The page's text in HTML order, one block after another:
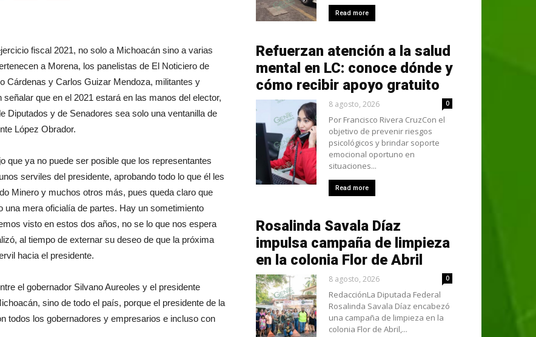
fiscal 2021, no solo a Michoacán sino a varias
a Morena, los panelistas de El Noticiero de
Cárdenas y Carlos Guizar Mendoza, militantes y
que en el 2021 estará en las manos del elector,
Diputados y de Senadores sea solo una ventanilla de
López Obrador.
que ya no puede ser posible que los representantes
serviles del presidente, aprobando todo lo que él les
Minero y muchos otros más, pues queda claro que
una mera oficialía de partes. Hay un sometimiento
visto en estos dos años, no se lo que nos espera
al tiempo de externar su deseo de que la próxima
hacia el presidente.
el gobernador Silvano Aureoles y el presidente
sino de todo el país, porque el presidente de la
todos los gobernadores y empresarios e incluso con
Read more
Refuerzan atención a la salud
mental en LC: conoce dónde y
cómo recibir apoyo gratuito
8 agosto, 2026 0
Por Francisco Rivera CruzCon el
objetivo de prevenir riesgos
psicológicos y brindar soporte
emocional oportuno en
situaciones...
Read more
Rosalinda Savala Díaz
impulsa campaña de limpieza
en la colonia Flor de Abril
8 agosto, 2026 0
RedacciónLa Diputada Federal
Rosalinda Savala Díaz encabezó
una campaña de limpieza en la
colonia Flor de Abril,...